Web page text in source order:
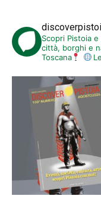
Scopri Pistoia
città, borghi e
Toscana